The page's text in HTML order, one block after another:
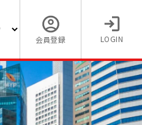
会員登録
LOGIN